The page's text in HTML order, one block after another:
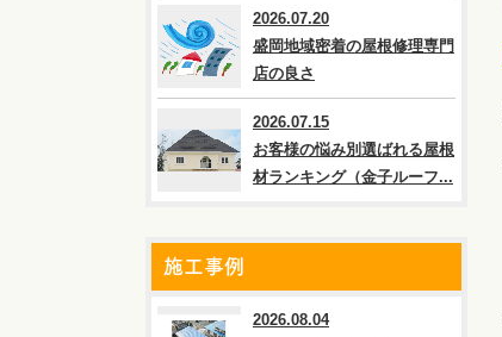
2026.07.20
盛岡地域密着の屋根修理専門
店の良さ
2026.07.15
お客様の悩み別選ばれる屋根
材ランキング（金子ルーフ...
施工事例
2026.08.04